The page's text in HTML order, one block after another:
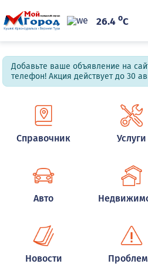
26.4oC
Добавьте ваше объявление на
телефон! Акция действует до 30
Справочник Услуги
Авто
Новости